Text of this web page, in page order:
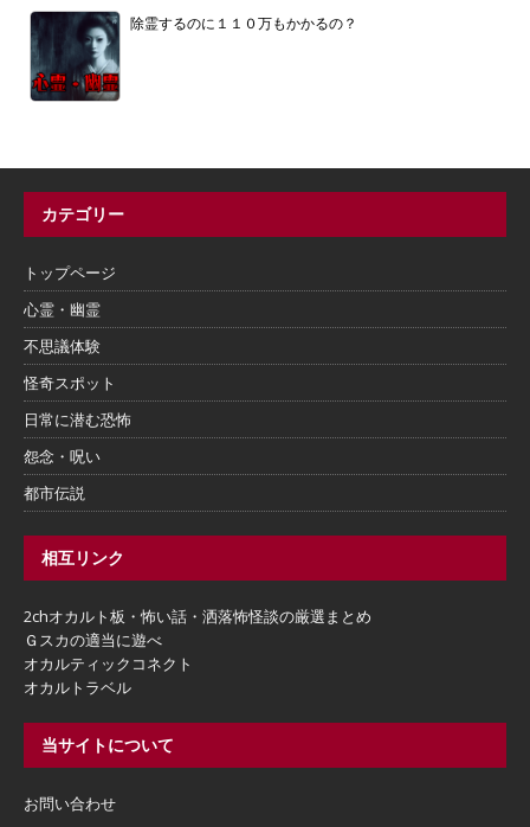
除霊するのに１１０万もかかるの？
カテゴリー
トップページ
心霊・幽霊
不思議体験
怪奇スポット
日常に潜む恐怖
怨念・呪い
都市伝説
相互リンク
2chオカルト板・怖い話・洒落怖怪談の厳選まとめ
Ｇスカの適当に遊べ
オカルティックコネクト
オカルトラベル
当サイトについて
お問い合わせ